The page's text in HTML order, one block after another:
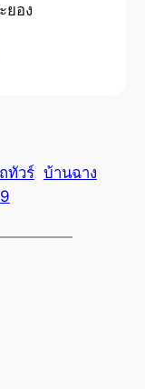
ยอง
ทัวร์ บ้านฉาง